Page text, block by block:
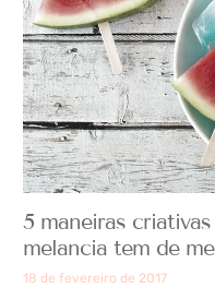
5 maneiras
melancia tem de
18 de fevereiro de 2017